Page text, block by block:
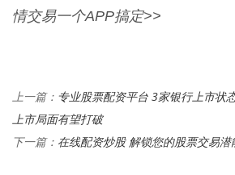
情交易一个APP搞定>>
上一篇： 专业股票配资平台 3家银行上市状
上市局面有望打破
下一篇： 在线配资炒股 解锁您的股票交易